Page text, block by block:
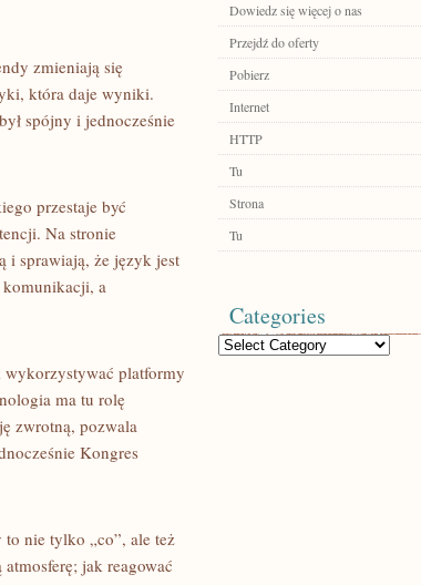
zmieniają się
która daje wyniki.
spójny i jednocześnie
przestaje być
Na stronie
i sprawiają, że język jest
komunikacji, a
wykorzystywać platformy
ma tu rolę
zwrotną, pozwala
Kongres
to nie tylko „co”, ale też
jak reagować
Dowiedz się więcej o nas
Przejdź do oferty
Pobierz
Internet
HTTP
Tu
Strona
Tu
Categories
Categories